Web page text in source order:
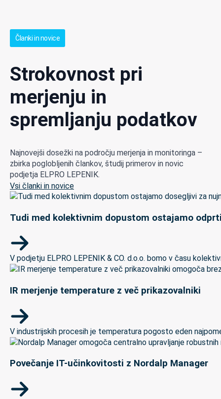
Članki in novice
Strokovnost pri
merjenju in
spremljanju podatkov
Najnovejši dosežki na področju merjenja in monitoringa –
zbirka poglobljenih člankov, študij primerov in novic
podjetja ELPRO LEPENIK.
Vsi članki in novice
Tudi med kolektivnim dopustom ostajamo
V podjetju ELPRO LEPENIK & CO. d.o.o. bomo v času
IR merjenje temperature z več prikazovalniki
V industrijskih procesih je temperatura pogosto eden
Povečanje IT-učinkovitosti z Nordalp Manager